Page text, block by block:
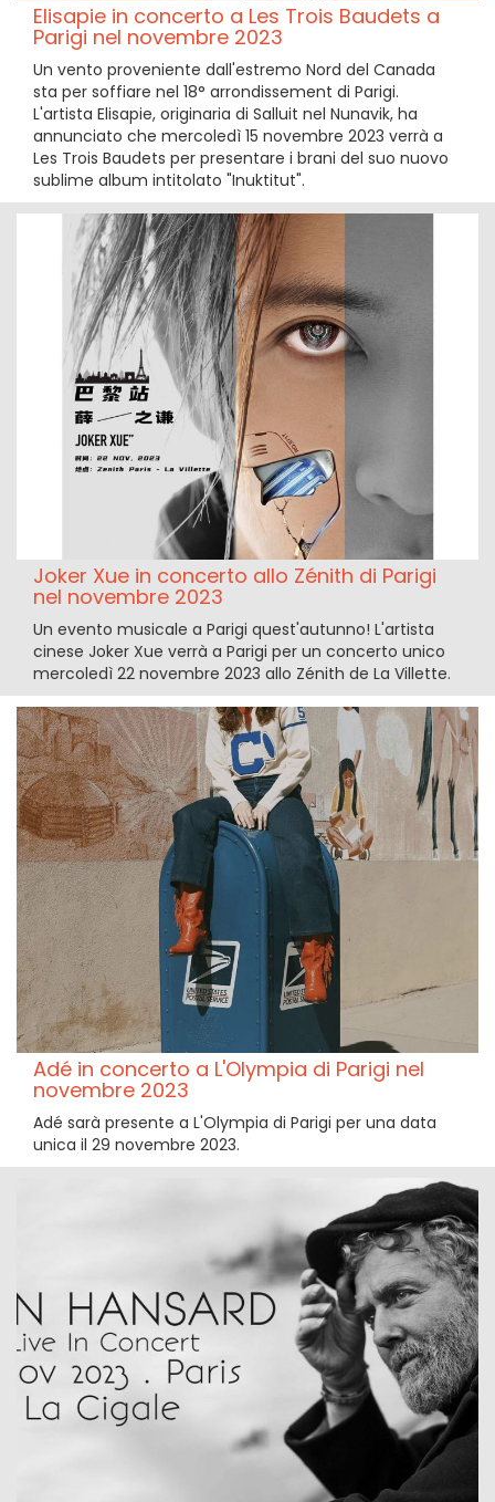
Elisapie in concerto a Les Trois Baudets a
Parigi nel novembre 2023
Un vento proveniente dall'estremo Nord del Canada
sta per soffiare nel 18° arrondissement di Parigi.
L'artista Elisapie, originaria di Salluit nel Nunavik, ha
annunciato che mercoledì 15 novembre 2023 verrà a
Les Trois Baudets per presentare i brani del suo nuovo
sublime album intitolato "Inuktitut".
Joker Xue in concerto allo Zénith di Parigi
nel novembre 2023
Un evento musicale a Parigi quest'autunno! L'artista
cinese Joker Xue verrà a Parigi per un concerto unico
mercoledì 22 novembre 2023 allo Zénith de La Villette.
Adé in concerto a L'Olympia di Parigi nel
novembre 2023
Adé sarà presente a L'Olympia di Parigi per una data
unica il 29 novembre 2023.